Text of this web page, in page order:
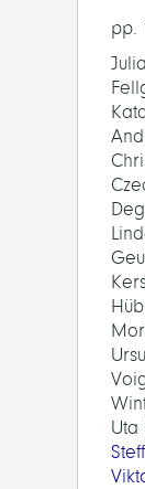
pp.
Uta